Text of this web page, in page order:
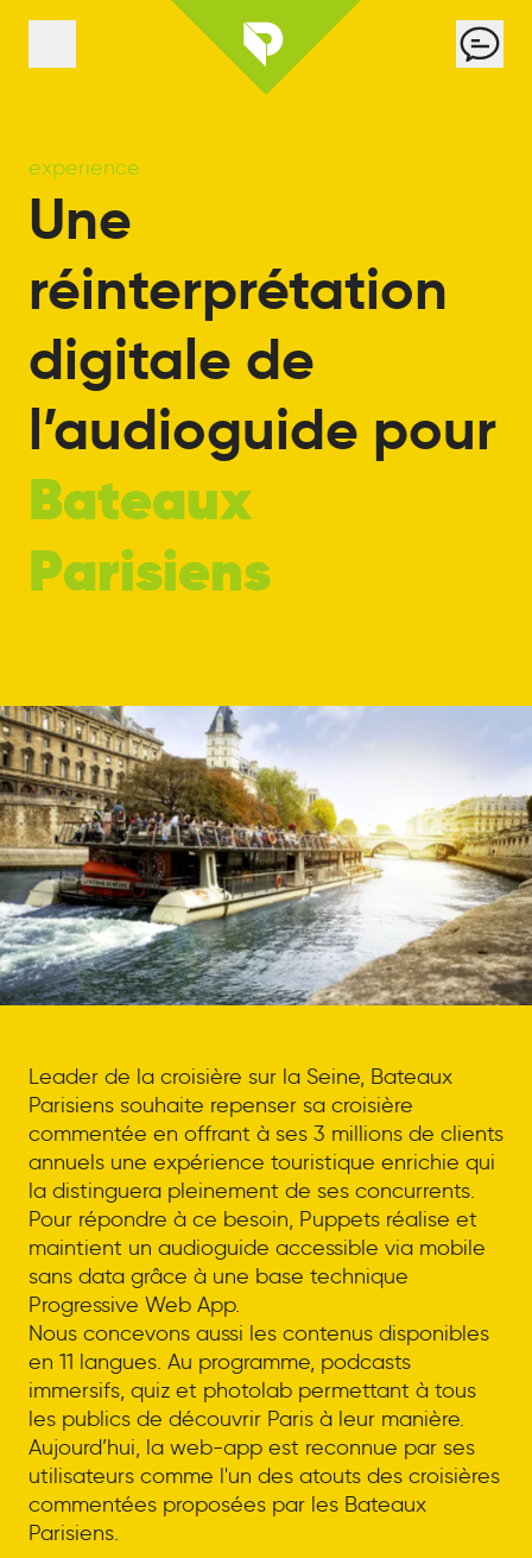
experience
Une
réinterprétation
digitale de
l’audioguide pour
Bateaux
Parisiens
Leader de la croisière sur la Seine, Bateaux
Parisiens souhaite repenser sa croisière
commentée en offrant à ses 3 millions de clients
annuels une expérience touristique enrichie qui
la distinguera pleinement de ses concurrents.
Pour répondre à ce besoin, Puppets réalise et
maintient un audioguide accessible via mobile
sans data grâce à une base technique
Progressive Web App.
Nous concevons aussi les contenus disponibles
en 11 langues. Au programme, podcasts
immersifs, quiz et photolab permettant à tous
les publics de découvrir Paris à leur manière.
Aujourd’hui, la web-app est reconnue par ses
utilisateurs comme l'un des atouts des croisières
commentées proposées par les Bateaux
Parisiens.
Panneau de gestion des cookies